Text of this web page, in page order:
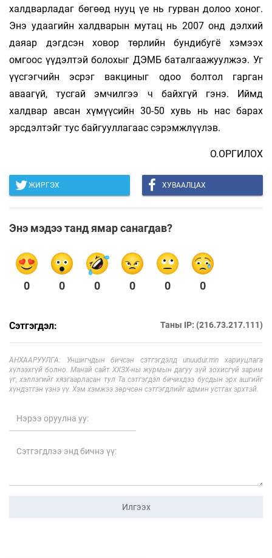
халдварладаг бөгөөд нууц үе нь гурван долоо хоног.
Энэ удаагийн халдварын мутац нь 2007 онд дэлхий
даяар дэгдсэн ховор төрлийн бундибугё хэмээх
омгоос үүдэлтэй болохыг ДЭМБ баталгаажуулжээ. Уг
үүсгэгчийн эсрэг вакциныг одоо болтол гарган
аваагүй, тусгай эмчилгээ ч байхгүй гэнэ. Иймд
халдвар авсан хүмүүсийн 30-50 хувь нь нас барах
эрсдэлтэйг тус байгууллагаас сэрэмжлүүлэв.
О.ОРГИЛОХ
ЖИРГЭХ ХУВААЛЦАХ
Энэ мэдээ танд ямар санагдав?
0 0 0 0 0 0
Сэтгэгдэл: Таны IP: (216.73.217.111)
АНХААРУУЛГА: Уншигчдын бичсэн сэтгэгдэлд unuudur.mn хариуцлага
хүлээхгүй болно. Манай сайт ХХЗХ-ны журмын дагуу зүй зохисгүй зарим
үг, хэллэгийг хязгаарласан тул Та сэтгэгдэл бичихдээ бусдын эрх ашгийг
хүндэтгэн үзнэ үү. Хэм хэмжээ зөрчсөн сэтгэгдлийг админ устгах эрхтэй.
Илгээх